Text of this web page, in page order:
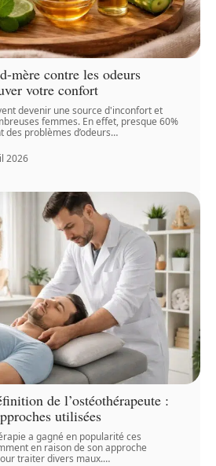
mère contre les odeurs
votre confort
devenir une source d'inconfort et
femmes. En effet, presque 60%
problèmes d’odeurs…
2026
de l’ostéothérapeute :
utilisées
a gagné en popularité ces
en raison de son approche
traiter divers maux.…